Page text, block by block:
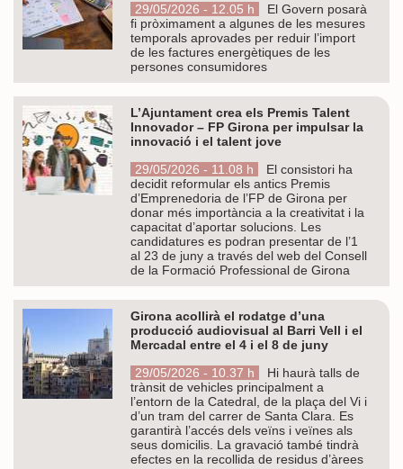
29/05/2026 - 12.05 h
El Govern posarà
fi pròximament a algunes de les mesures
temporals aprovades per reduir l’import
de les factures energètiques de les
persones consumidores
L’Ajuntament crea els Premis Talent
Innovador – FP Girona per impulsar la
innovació i el talent jove
29/05/2026 - 11.08 h
El consistori ha
decidit reformular els antics Premis
d’Emprenedoria de l’FP de Girona per
donar més importància a la creativitat i la
capacitat d’aportar solucions. Les
candidatures es podran presentar de l’1
al 23 de juny a través del web del Consell
de la Formació Professional de Girona
Girona acollirà el rodatge d’una
producció audiovisual al Barri Vell i el
Mercadal entre el 4 i el 8 de juny
29/05/2026 - 10.37 h
Hi haurà talls de
trànsit de vehicles principalment a
l’entorn de la Catedral, de la plaça del Vi i
d’un tram del carrer de Santa Clara. Es
garantirà l’accés dels veïns i veïnes als
seus domicilis. La gravació també tindrà
efectes en la recollida de residus d’àrees